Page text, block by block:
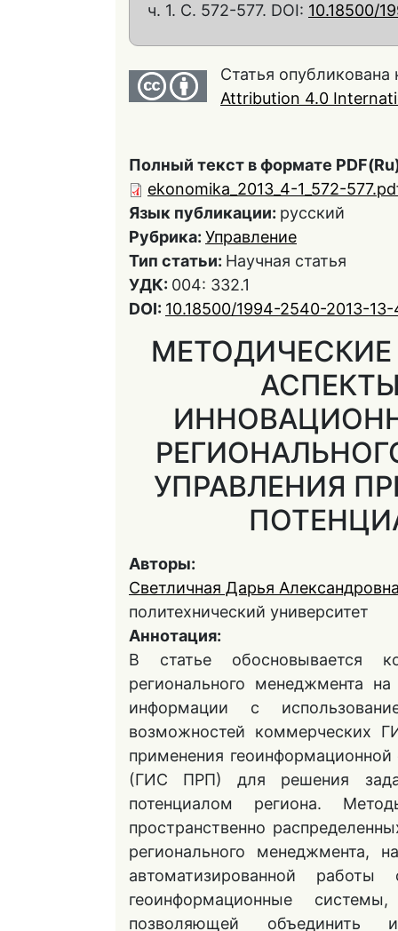
ч. 1. С. 572-577. DOI: 10.18500/
Статья
Attribution 4.0
Полный текст в формате
ekonomika_2013_4-1_572-
Язык публикации: русский
Рубрика: Управление
Тип статьи: Научная статья
УДК: 004: 332.1
DOI: 10.18500/1994-2540-2013-
УПРАВЛЕНИЯ
Авторы:
Светличная Дарья
политехнический университет
Аннотация:
В статье обосновывается
регионального менеджмента
информации с
возможностей коммерческих
применения
(ГИС ПРП) для решения
потенциалом региона.
пространственно
регионального менеджмента,
автоматизированной
геоинформационные
позволяющей объединить